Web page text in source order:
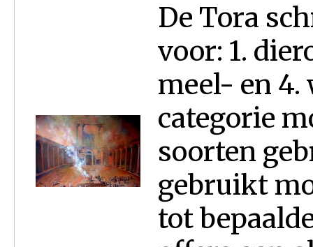
De Tora
voor: 1.
meel- en 4.
categorie
soorten
gebruikt
tot